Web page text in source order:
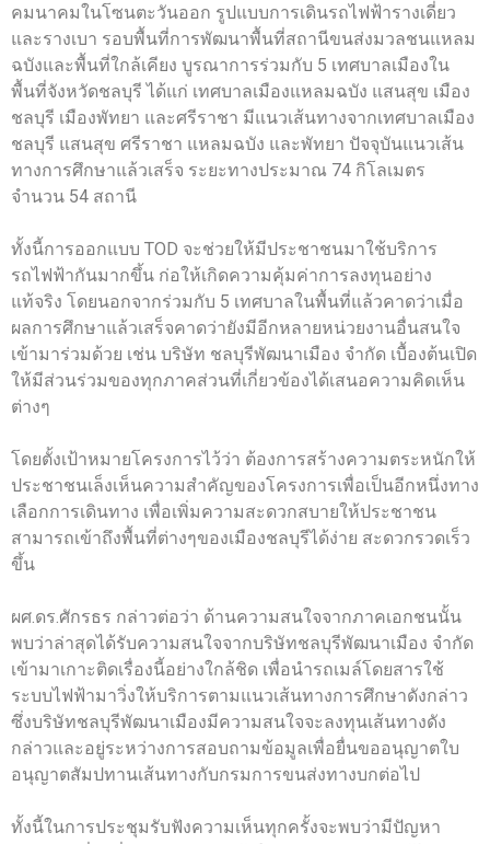
คมนาคมในโซนตะวันออก รูปแบบการเดินรถไฟฟ้ารางเดี่ยว
และรางเบา รอบพื้นที่การพัฒนาพื้นที่สถานีขนส่งมวลชนแหลม
ฉบังและพื้นที่ใกล้เคียง บูรณาการร่วมกับ 5 เทศบาลเมืองใน
พื้นที่จังหวัดชลบุรี ได้แก่ เทศบาลเมืองแหลมฉบัง แสนสุข เมือง
ชลบุรี เมืองพัทยา และศรีราชา มีแนวเส้นทางจากเทศบาลเมือง
ชลบุรี แสนสุข ศรีราชา แหลมฉบัง และพัทยา ปัจจุบันแนวเส้น
ทางการศึกษาแล้วเสร็จ ระยะทางประมาณ 74 กิโลเมตร
จำนวน 54 สถานี
ทั้งนี้การออกแบบ TOD จะช่วยให้มีประชาชนมาใช้บริการ
รถไฟฟ้ากันมากขึ้น ก่อให้เกิดความคุ้มค่าการลงทุนอย่าง
แท้จริง โดยนอกจากร่วมกับ 5 เทศบาลในพื้นที่แล้วคาดว่าเมื่อ
ผลการศึกษาแล้วเสร็จคาดว่ายังมีอีกหลายหน่วยงานอื่นสนใจ
เข้ามาร่วมด้วย เช่น บริษัท ชลบุรีพัฒนาเมือง จำกัด เบื้องต้นเปิด
ให้มีส่วนร่วมของทุกภาคส่วนที่เกี่ยวข้องได้เสนอความคิดเห็น
ต่างๆ
โดยตั้งเป้าหมายโครงการไว้ว่า ต้องการสร้างความตระหนักให้
ประชาชนเล็งเห็นความสำคัญของโครงการเพื่อเป็นอีกหนึ่งทาง
เลือกการเดินทาง เพื่อเพิ่มความสะดวกสบายให้ประชาชน
สามารถเข้าถึงพื้นที่ต่างๆของเมืองชลบุรีได้ง่าย สะดวกรวดเร็ว
ขึ้น
ผศ.ดร.ศักรธร กล่าวต่อว่า ด้านความสนใจจากภาคเอกชนนั้น
พบว่าล่าสุดได้รับความสนใจจากบริษัทชลบุรีพัฒนาเมือง จำกัด
เข้ามาเกาะติดเรื่องนี้อย่างใกล้ชิด เพื่อนำรถเมล์โดยสารใช้
ระบบไฟฟ้ามาวิ่งให้บริการตามแนวเส้นทางการศึกษาดังกล่าว
ซึ่งบริษัทชลบุรีพัฒนาเมืองมีความสนใจจะลงทุนเส้นทางดัง
กล่าวและอยู่ระหว่างการสอบถามข้อมูลเพื่อยื่นขออนุญาตใบ
อนุญาตสัมปทานเส้นทางกับกรมการขนส่งทางบกต่อไป
ทั้งนี้ในการประชุมรับฟังความเห็นทุกครั้งจะพบว่ามีปัญหา